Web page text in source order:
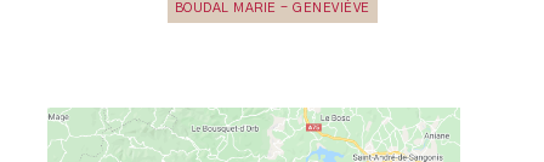
BOUDAL MARIE - GENEVIÈVE